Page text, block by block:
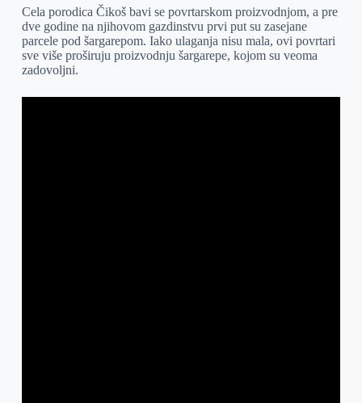
k
g
e
r
d
I
n
r
t
s
A
m
a
i
Cela porodica Čikoš bavi se povrtarskom proizvodnjom, a pre
dve godine na njihovom gazdinstvu prvi put su zasejane
parcele pod šargarepom. Iako ulaganja nisu mala, ovi povrtari
sve više proširuju proizvodnju šargarepe, kojom su veoma
zadovoljni.